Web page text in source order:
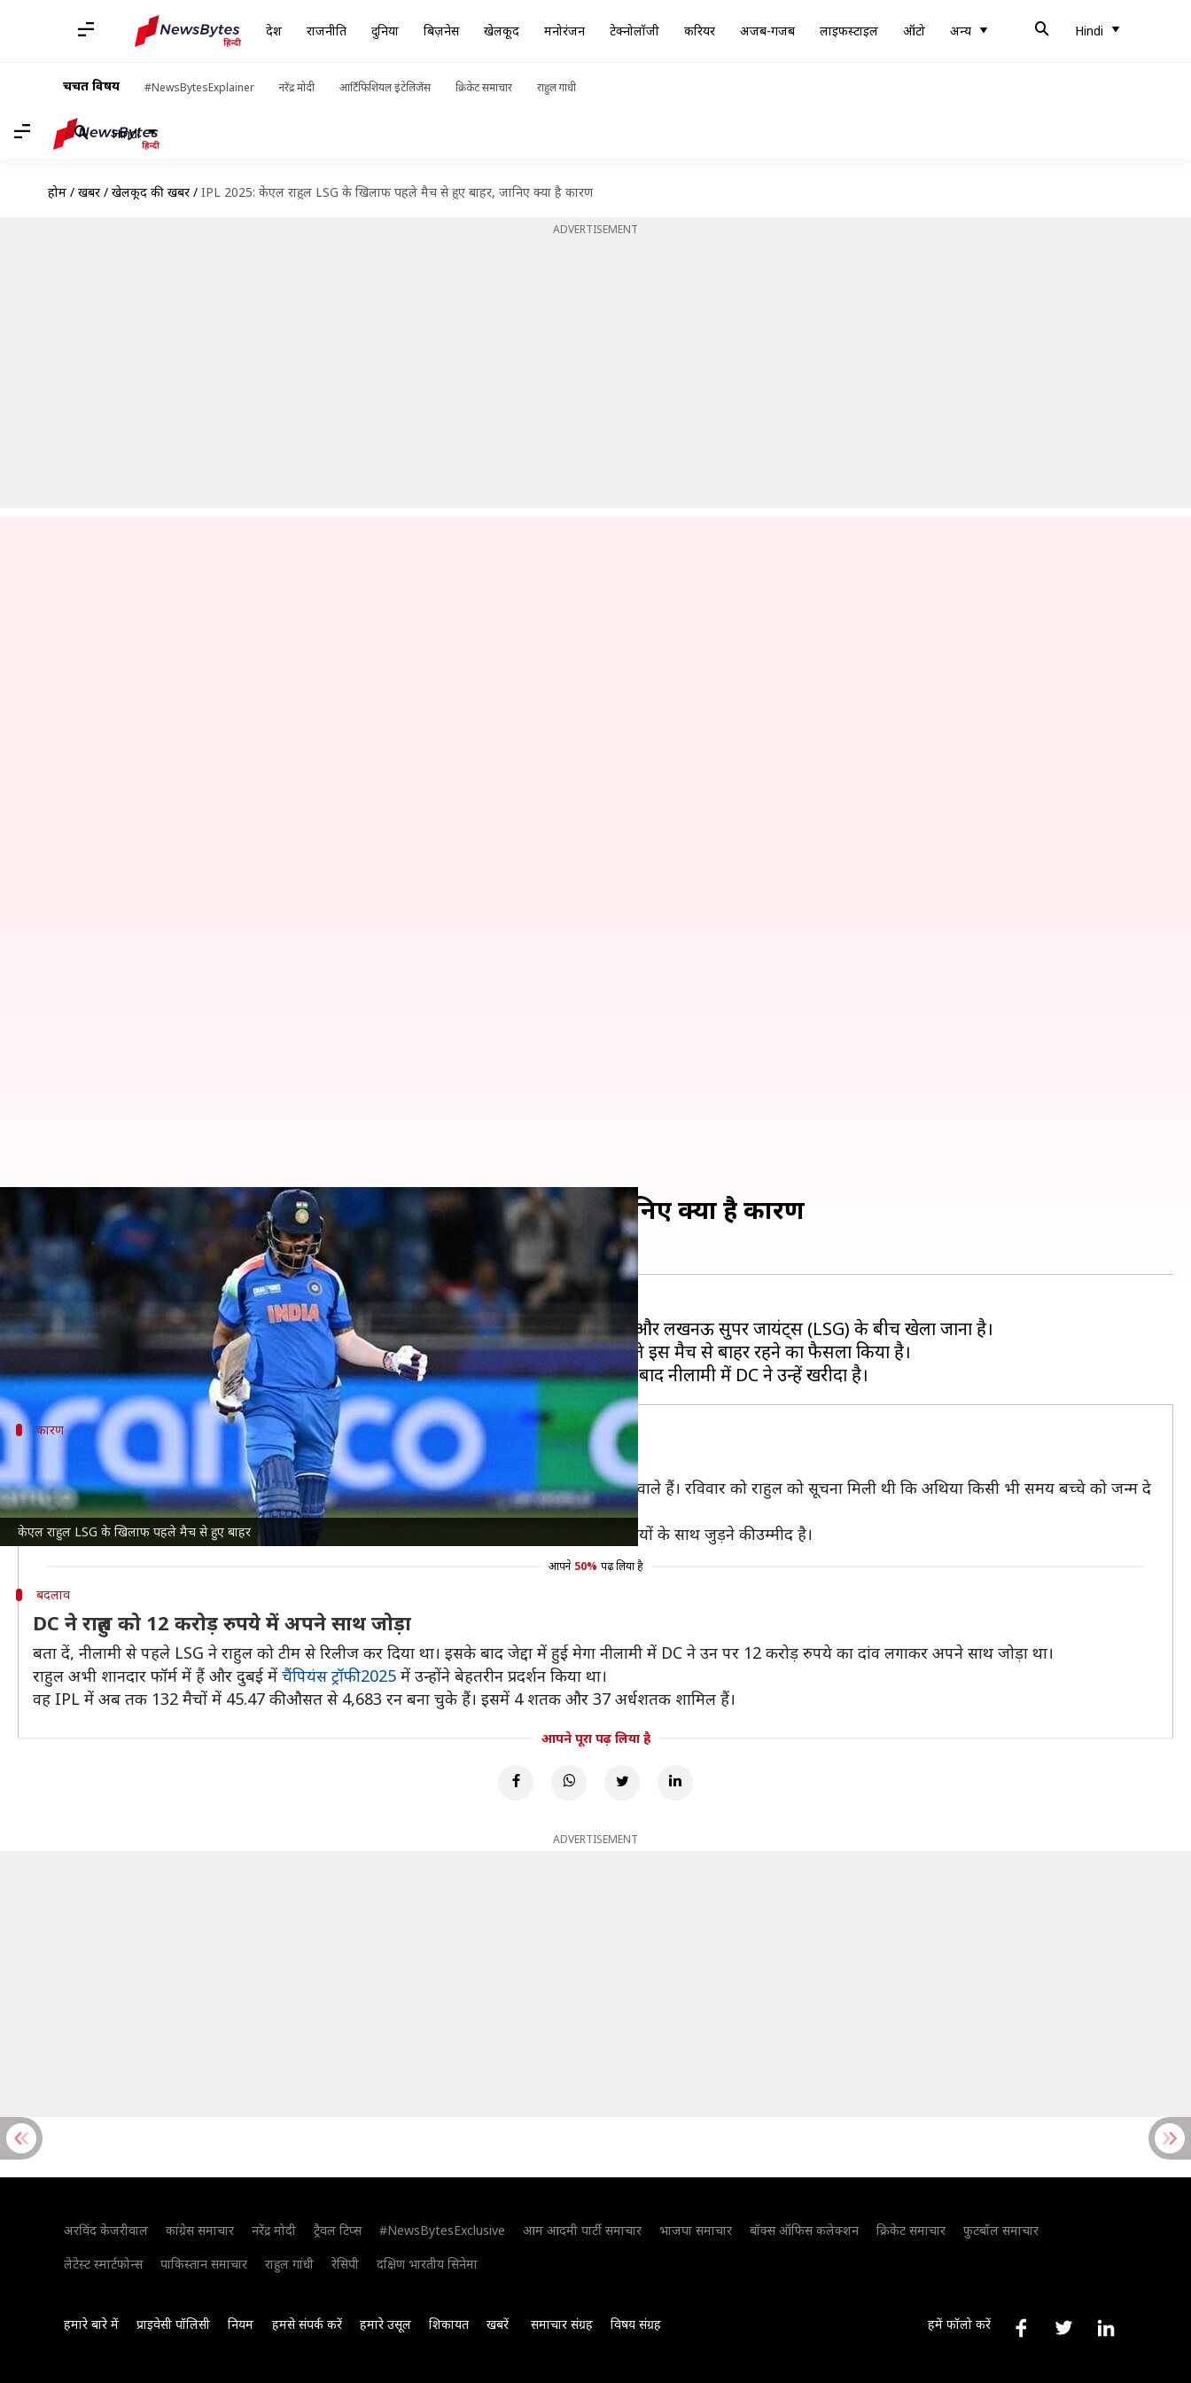
देश राजनीति दुनिया बिज़नेस खेलकूद मनोरंजन टेक्नोलॉजी करियर अजब-गजब लाइफस्टाइल ऑटो अन्य Hindi
चर्चित विषय #NewsBytesExplainer नरेंद्र मोदी आर्टिफिशियल इंटेलिजेंस क्रिकेट समाचार राहुल गांधी
Hindi
होम / खबरें / खेलकूद की खबरें / IPL 2025: केएल राहुल LSG के खिलाफ पहले मैच से हुए बाहर, जानिए क्या है कारण
ADVERTISEMENT
केएल राहुल LSG के खिलाफ पहले मैच से हुए बाहर
IPL 2025: केएल राहुल LSG के खिलाफ पहले मैच से हुए बाहर, जानिए क्या है कारण
लेखन भारत शर्मा Mar 24, 2025
क्या है खबर?
इंडियन प्रीमियर लीग (IPL) 2025 का चौथा मुकाबला सोमवार (24 मार्च) कोदिल्ली कैपिटल्स
(DC) और लखनऊ सुपर जायंट्स (LSG) के बीच खेला जाना है।
इससे पहले DC को बड़ा झटका लगा है। टीम के प्रमुख बल्लेबाज केएल राहुल ने निजी कारणों के चलते इस मैच से बाहर रहने का फैसला किया है।
कारण
राहुल ने पहला मैच छोड़ने का निर्णय क्यों किया?
क्रिकबजकी रिपोर्ट के अनुसार,राहुलऔर उनकी पत्नी अथिया शेट्‌टी जल्द ही अपने बच्चे का स्वागत करने वाले हैं। रविवार को राहुल को सूचना मिली थी कि अथिया किसी भी समय बच्चे को जन्म दे
सकती है। ऐसे में वह DC टीम प्रबंधन से अनुमति लेकर रात को ही मुंबई लौट गए।
हालांकि, उनके 30 मार्च कोसनराइजर्स हैदराबाद (SRH) के खिलाफ दूसरे मैच के लिए टीम के अपने साथियों के साथ जुड़ने की उम्मीद है।
आपने 50% पढ़ लिया है
बदलाव
DC ने राहुल को 12 करोड़ रुपये में अपने साथ जोड़ा
बता दें, नीलामी से पहले LSG ने राहुल को टीम से रिलीज कर दिया था। इसके बाद जेद्दा में हुई मेगा नीलामी में DC ने उन पर 12 करोड़ रुपये का दांव लगाकर अपने साथ जोड़ा था।
राहुल अभी शानदार फॉर्म में हैं और दुबई में चैंपियंस ट्रॉफी 2025 में उन्होंने बेहतरीन प्रदर्शन किया था।
वह IPL में अब तक 132 मैचों में 45.47 की औसत से 4,683 रन बना चुके हैं। इसमें 4 शतक और 37 अर्धशतक शामिल हैं।
आपने पूरा पढ़ लिया है
ADVERTISEMENT
अरविंद केजरीवाल कांग्रेस समाचार नरेंद्र मोदी ट्रैवल टिप्स #NewsBytesExclusive आम आदमी पार्टी समाचार भाजपा समाचार बॉक्स ऑफिस कलेक्शन क्रिकेट समाचार
फुटबॉल समाचार
लेटेस्ट स्मार्टफोन्स
पाकिस्तान समाचार राहुल गांधी रेसिपी दक्षिण भारतीय सिनेमा
हमारे बारे में प्राइवेसी पॉलिसी नियम हमसे संपर्क करें हमारे उसूल शिकायत खबरें समाचार संग्रह विषय संग्रह हमें फॉलो करें